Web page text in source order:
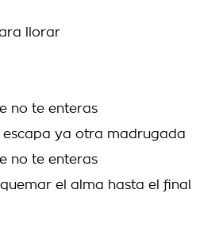
llorar
no te enteras
escapa ya otra madrugada
no te enteras
el alma hasta el final